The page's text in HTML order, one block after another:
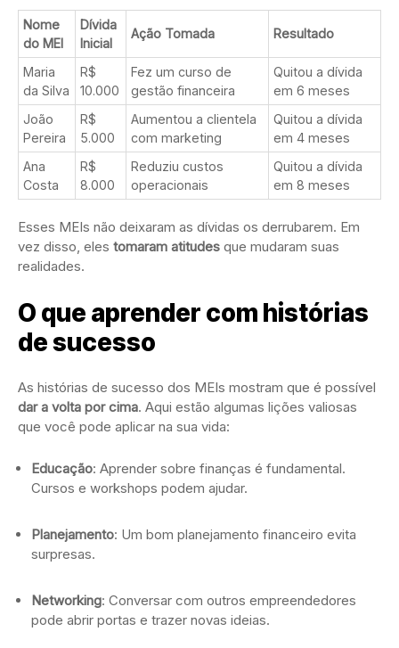
Nome
do MEI
Dívida
Inicial
Ação Tomada Resultado
Maria
da Silva
R$
10.000
Fez um curso de
gestão financeira
Quitou a dívida
em 6 meses
João
Pereira
R$
5.000
Aumentou a clientela
com marketing
Quitou a dívida
em 4 meses
Ana
Costa
R$
8.000
Reduziu custos
operacionais
Quitou a dívida
em 8 meses
Esses MEIs não deixaram as dívidas os derrubarem. Em
vez disso, eles tomaram atitudes que mudaram suas
realidades.
O que aprender com histórias
de sucesso
As histórias de sucesso dos MEIs mostram que é possível
dar a volta por cima. Aqui estão algumas lições valiosas
que você pode aplicar na sua vida:
Educação: Aprender sobre finanças é fundamental.
Cursos e workshops podem ajudar.
Planejamento: Um bom planejamento financeiro evita
surpresas.
Networking: Conversar com outros empreendedores
pode abrir portas e trazer novas ideias.